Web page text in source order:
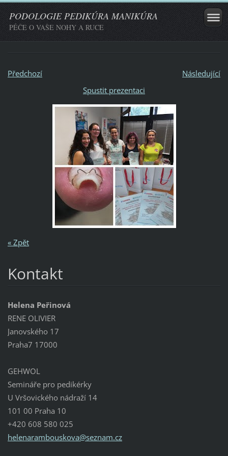
PODOLOGIE PEDIKÚRA MANIKÚRA
PÉČE O VAŠE NOHY A RUCE
Předchozí
Následující
Spustit prezentaci
« Zpět
Kontakt
Helena Peřinová
RENE OLIVIER
Janovského 17
Praha7 17000
GEHWOL
Semináře pro pedikérky
U Vršovického nádraží 14
101 00 Praha 10
+420 608 580 025
helenarambouskova@seznam.cz